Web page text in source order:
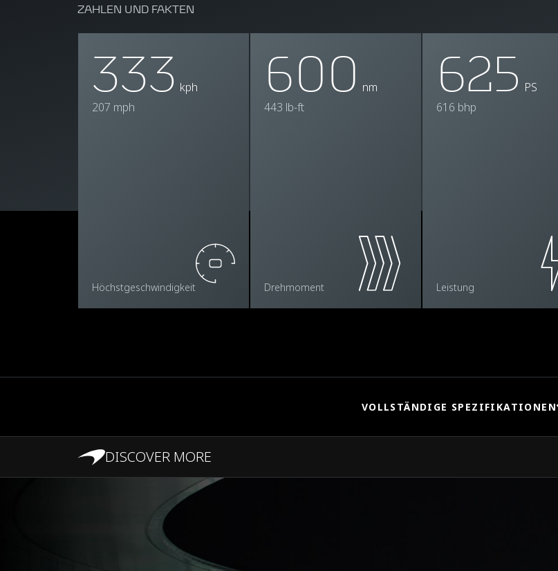
ZAHLEN UND FAKTEN
333 kph
207 mph
Höchstgeschwindigkeit
600 nm
443 lb-ft
Drehmoment
625 PS
616 bhp
Leistung
VOLLSTÄNDIGE SPEZIFIKATIONEN
LEISTUNG
DISCOVER MORE